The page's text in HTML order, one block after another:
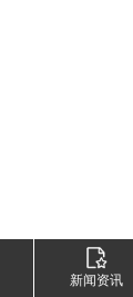
新闻资讯